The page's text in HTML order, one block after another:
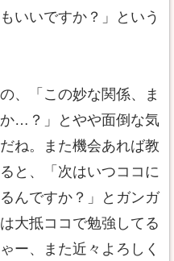
いいですか？」という
、「この妙な関係、ま
…？」とやや面倒な気
ね。また機会あれば教
と、「次はいつココに
んですか？」とガンガ
大抵ココで勉強してる
ー、また近々よろしく